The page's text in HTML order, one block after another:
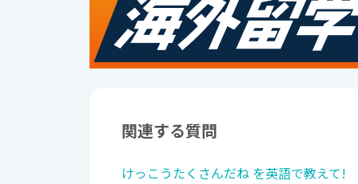
関連する質問
けっこうたくさんだね を英語で教えて!